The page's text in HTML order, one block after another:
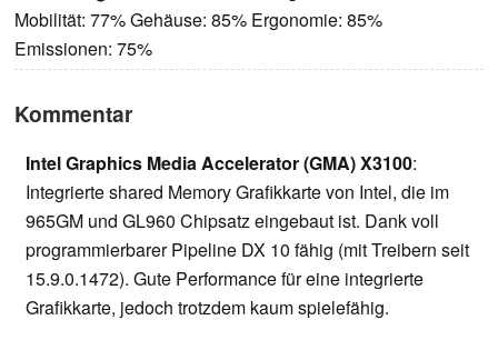
Mobilität: 77% Gehäuse: 85% Ergonomie: 85%
Emissionen: 75%
Kommentar
Intel Graphics Media Accelerator (GMA) X3100:
Integrierte shared Memory Grafikkarte von Intel, die im
965GM und GL960 Chipsatz eingebaut ist. Dank voll
programmierbarer Pipeline DX 10 fähig (mit Treibern seit
15.9.0.1472). Gute Performance für eine integrierte
Grafikkarte, jedoch trotzdem kaum spielefähig.